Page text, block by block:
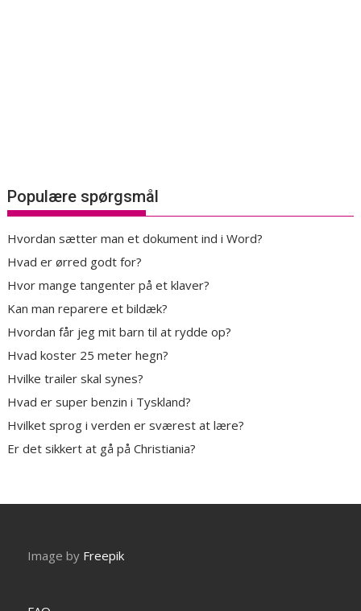
Populære spørgsmål
Hvordan sætter man et dokument ind i Word?
Hvad er ørred godt for?
Hvor mange tangenter på et klaver?
Kan man reparere et bildæk?
Hvordan får jeg mit barn til at rydde op?
Hvad koster 25 meter hegn?
Hvilke trailer skal synes?
Hvad er super benzin i Tyskland?
Hvilket sprog i verden er sværest at lære?
Er det sikkert at gå på Christiania?
Image by Freepik